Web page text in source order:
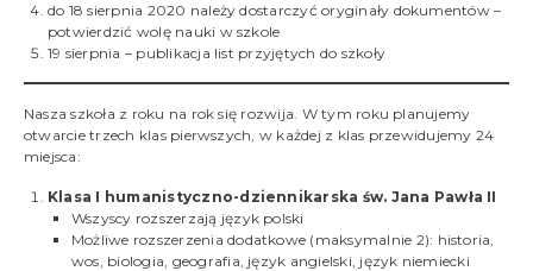
do 18 sierpnia 2020 należy dostarczyć oryginały dokumentów –
potwierdzić wolę nauki w szkole
19 sierpnia – publikacja list przyjętych do szkoły
Nasza szkoła z roku na rok się rozwija. W tym roku planujemy
otwarcie trzech klas pierwszych, w każdej z klas przewidujemy 24
miejsca:
Klasa I humanistyczno-dziennikarska św. Jana Pawła II
Wszyscy rozszerzają język polski
Możliwe rozszerzenia dodatkowe (maksymalnie 2): historia,
wos, biologia, geografia, język angielski, język niemiecki